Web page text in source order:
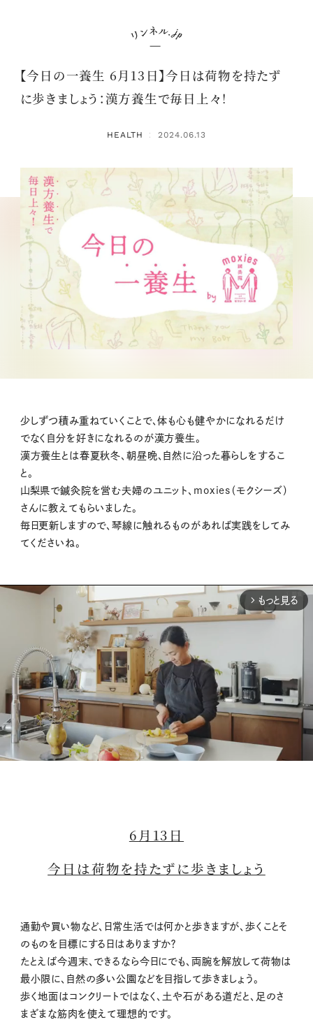
【今日の一養生 6月13日】今日は荷物を持たず
に歩きましょう：漢方養生で毎日上々！
HEALTH ： 2024.06.13
少しずつ積み重ねていくことで、体も心も健やかになれるだけ
でなく自分を好きになれるのが漢方養生。
漢方養生とは春夏秋冬、朝昼晩、自然に沿った暮らしをするこ
と。
山梨県で鍼灸院を営む夫婦のユニット、moxies（モクシーズ）
さんに教えてもらいました。
毎日更新しますので、琴線に触れるものがあれば実践をしてみ
てくださいね。
arrow_forward_ios もっと見る
6月13日
今日は荷物を持たずに歩きましょう
通勤や買い物など、日常生活では何かと歩きますが、歩くことそ
のものを目標にする日はありますか？
たとえば今週末、できるなら今日にでも、両腕を解放して荷物は
最小限に、自然の多い公園などを目指して歩きましょう。
歩く地面はコンクリートではなく、土や石がある道だと、足のさ
まざまな筋肉を使えて理想的です。